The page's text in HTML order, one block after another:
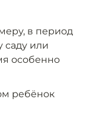
в период
саду или
особенно
ребёнок